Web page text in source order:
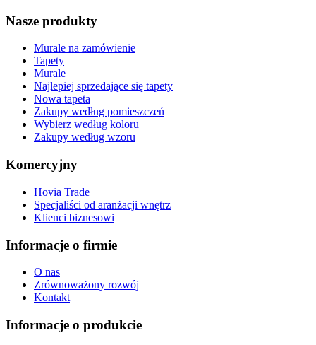
Nasze produkty
Murale na zamówienie
Tapety
Murale
Najlepiej sprzedające się tapety
Nowa tapeta
Zakupy według pomieszczeń
Wybierz według koloru
Zakupy według wzoru
Komercyjny
Hovia Trade
Specjaliści od aranżacji wnętrz
Klienci biznesowi
Informacje o firmie
O nas
Zrównoważony rozwój
Kontakt
Informacje o produkcie